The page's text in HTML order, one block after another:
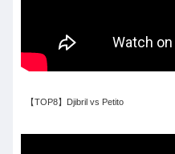
【TOP8】Djibril vs Petito